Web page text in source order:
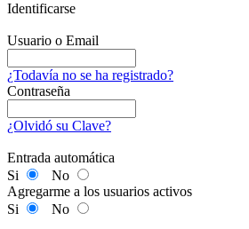
Identificarse
Usuario o Email
¿Todavía no se ha registrado?
Contraseña
¿Olvidó su Clave?
Entrada automática
Si
No
Agregarme a los usuarios activos
Si
No